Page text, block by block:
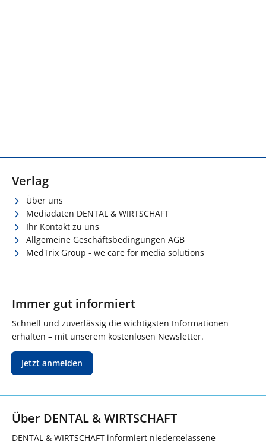
Verlag
Über uns
Mediadaten DENTAL & WIRTSCHAFT
Ihr Kontakt zu uns
Allgemeine Geschäftsbedingungen AGB
MedTrix Group - we care for media solutions
Immer gut informiert
Schnell und zuverlässig die wichtigsten Informationen
erhalten – mit unserem kostenlosen Newsletter.
Jetzt anmelden
Über DENTAL & WIRTSCHAFT
DENTAL & WIRTSCHAFT informiert niedergelassene